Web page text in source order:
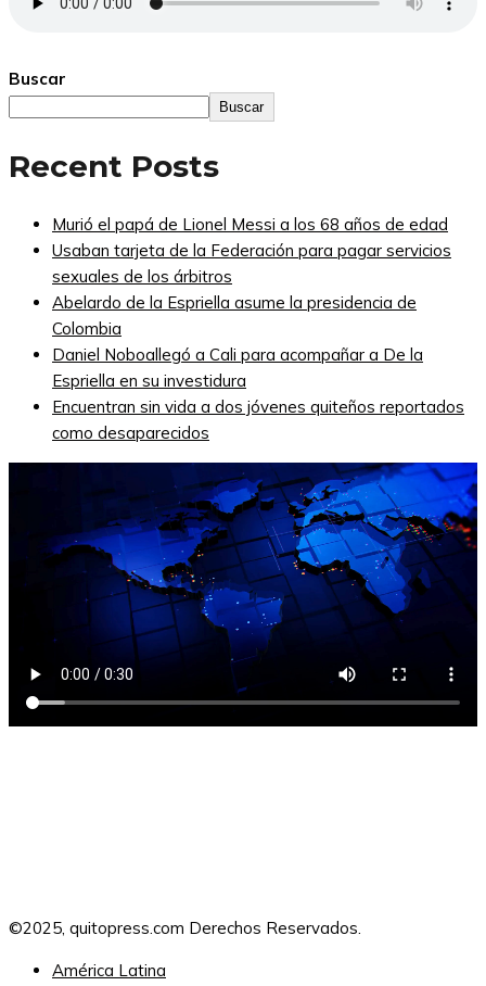
Buscar
Buscar
Recent Posts
Murió el papá de Lionel Messi a los 68 años de edad
Usaban tarjeta de la Federación para pagar servicios
sexuales de los árbitros
Abelardo de la Espriella asume la presidencia de
Colombia
Daniel Noboallegó a Cali para acompañar a De la
Espriella en su investidura
Encuentran sin vida a dos jóvenes quiteños reportados
como desaparecidos
©2025, quitopress.com Derechos Reservados.
América Latina